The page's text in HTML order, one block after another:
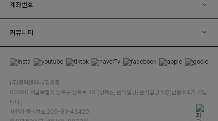
계좌번호
커뮤니티
(주)클릭앤퍼니/김예중
02880 서울특별시 성북구 성북로 49 (성북동, 운석빌딩) 운석빌딩 5층(반품주소가 아닙
니다.)
사업자 등록번호 209-81-43420